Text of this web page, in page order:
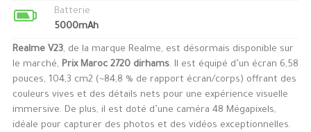
Batterie
5000mAh
Realme V23, de la marque Realme, est désormais disponible sur
le marché, Prix Maroc 2720 dirhams. Il est équipé d’un écran 6,58
pouces, 104,3 cm2 (~84,8 % de rapport écran/corps) offrant des
couleurs vives et des détails nets pour une expérience visuelle
immersive. De plus, il est doté d’une caméra 48 Mégapixels,
idéale pour capturer des photos et des vidéos exceptionnelles.